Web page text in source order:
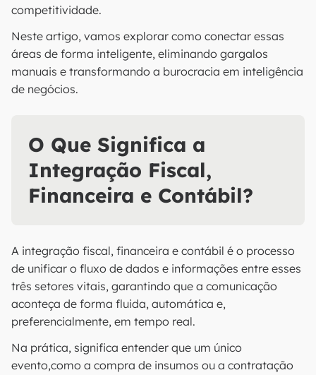
competitividade.
Neste artigo, vamos explorar como conectar essas
áreas de forma inteligente, eliminando gargalos
manuais e transformando a burocracia em inteligência
de negócios.
O Que Significa a
Integração Fiscal,
Financeira e Contábil?
A integração fiscal, financeira e contábil é o processo
de unificar o fluxo de dados e informações entre esses
três setores vitais, garantindo que a comunicação
aconteça de forma fluida, automática e,
preferencialmente, em tempo real.
Na prática, significa entender que um único
evento,como a compra de insumos ou a contratação